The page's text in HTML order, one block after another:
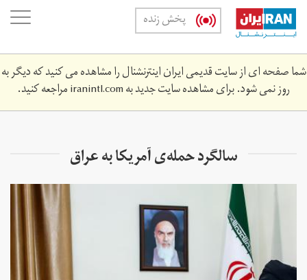
Skip
main
content
پخش زنده
شما صفحه ای از سایت قدیمی ایران اینترنشنال را مشاهده می کنید که دیگر به
روز نمی شود. برای مشاهده سایت جدید بهiranintl.comمراجعه کنید.
سالگرد حمله‌ی آمریکا به عراق